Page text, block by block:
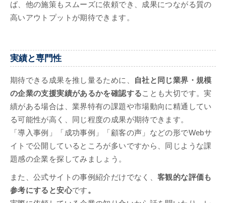
ば、他の施策もスムーズに依頼でき、成果につながる質の
高いアウトプットが期待できます。
実績と専門性
期待できる成果を推し量るために、
自社と同じ業界・規模
の企業の支援実績があるかを確認することも大切です。実
績がある場合は、業界特有の課題や市場動向に精通してい
る可能性が高く、同じ程度の成果が期待できます。
「導入事例」「成功事例」「顧客の声」などの形でWebサ
イトで公開しているところが多いですから、同じような課
題感の企業を探してみましょう。
また、公式サイトの事例紹介だけでなく、客観的な評価も
参考にすると安心です。